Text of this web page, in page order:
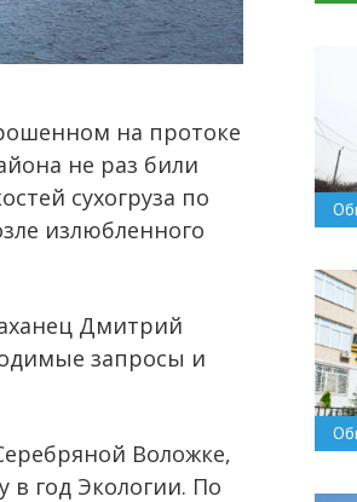
на протоке
не раз били
сухогруза по
излюбленного
Дмитрий
запросы и
Воложке,
в год Экологии. По